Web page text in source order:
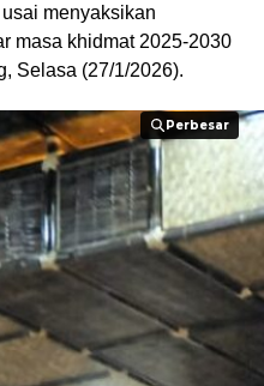
menyaksikan
masa khidmat 2025-2030
Selasa (27/1/2026).
Perbesar
Perbesar